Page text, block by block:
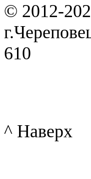
© 2012-
610
^ Наверх